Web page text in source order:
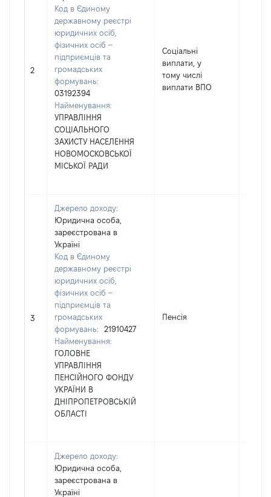
2
Код в Єдиному
державному реєстрі
юридичних осіб,
фізичних осіб –
підприємців та
громадських
формувань:
03192394
Найменування:
УПРАВЛІННЯ
СОЦІАЛЬНОГО
ЗАХИСТУ НАСЕЛЕННЯ
НОВОМОСКОВСЬКОЇ
МІСЬКОЇ РАДИ
Соціальні
виплати, у
тому числі
виплати ВПО
3
Джерело доходу:
Юридична особа,
зареєстрована в
Україні
Код в Єдиному
державному реєстрі
юридичних осіб,
фізичних осіб –
підприємців та
громадських
формувань:
21910427
Найменування:
ГОЛОВНЕ
УПРАВЛІННЯ
ПЕНСІЙНОГО ФОНДУ
УКРАЇНИ В
ДНІПРОПЕТРОВСЬКІЙ
ОБЛАСТІ
Пенсія
Джерело доходу:
Юридична особа,
зареєстрована в
Україні